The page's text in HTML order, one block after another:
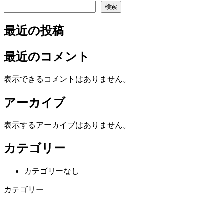
検索
最近の投稿
最近のコメント
表示できるコメントはありません。
アーカイブ
表示するアーカイブはありません。
カテゴリー
カテゴリーなし
カテゴリー